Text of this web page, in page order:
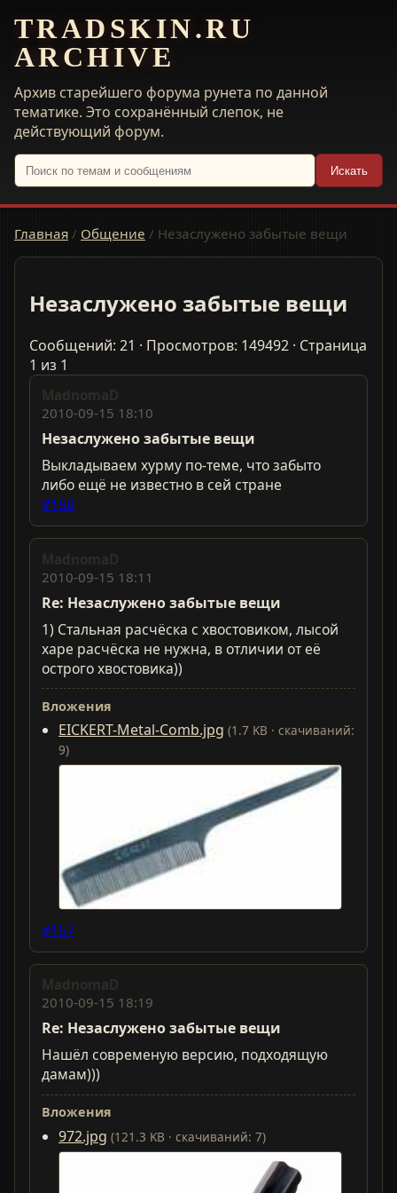
TRADSKIN.RU
ARCHIVE
Архив старейшего форума рунета по данной
тематике. Это сохранённый слепок, не
действующий форум.
Искать
Главная / Общение / Незаслужено забытые вещи
Незаслужено забытые вещи
Сообщений: 21 · Просмотров: 149492 · Страница
1 из 1
MadnomaD
2010-09-15 18:10
Незаслужено забытые вещи
Выкладываем хурму по-теме, что забыто
либо ещё не известно в сей стране
#156
MadnomaD
2010-09-15 18:11
Re: Незаслужено забытые вещи
1) Стальная расчёска с хвостовиком, лысой
харе расчёска не нужна, в отличии от её
острого хвостовика))
Вложения
EICKERT-Metal-Comb.jpg (1.7 KB · скачиваний:
9)
#157
MadnomaD
2010-09-15 18:19
Re: Незаслужено забытые вещи
Нашёл современую версию, подходящую
дамам)))
Вложения
972.jpg (121.3 KB · скачиваний: 7)